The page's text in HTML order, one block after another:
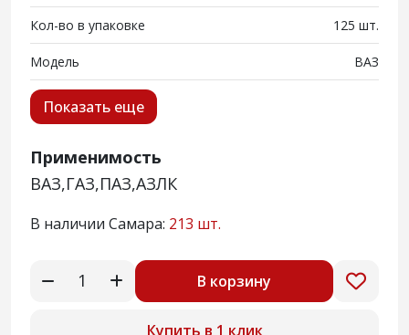
Кол-во в упаковке 125 шт.
Модель ВАЗ
Показать еще
Применимость
ВАЗ,ГАЗ,ПАЗ,АЗЛК
В наличии Самара: 213 шт.
В корзину
Купить в 1 клик